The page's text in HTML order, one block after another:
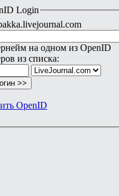
Login
на одном из OpenID
из списка:
OpenID